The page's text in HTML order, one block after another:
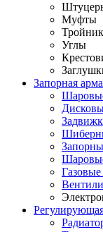
Муфты
Углы
Запорная